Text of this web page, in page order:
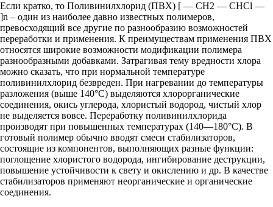
Если кратко, то Поливинилхлорид (ПВХ) [ — СН2 — СНCl —
]n – один из наиболее давно известных полимеров,
превосходящий все другие по разнообразию возможностей
переработки и применения. К преимуществам применения ПВХ
относятся широкие возможности модификации полимера
разнообразными добавками. Затрагивая тему вредности хлора
можно сказать, что при нормальной температуре
поливинилхлорид безвреден. При нагревании до температуры
разложения (выше 140°С) выделяются хлорорганические
соединения, окись углерода, хлористый водород, чистый хлор
не выделяется вовсе. Переработку поливинилхлорида
производят при повышенных температурах (140—180°С). В
готовый полимер обычно вводят смеси стабилизаторов,
состоящие из компонентов, выполняющих разные функции:
поглощение хлористого водорода, ингибирование деструкции,
повышение устойчивости к свету и окислению и др. В качестве
стабилизаторов применяют неорганические и органические
соединения.